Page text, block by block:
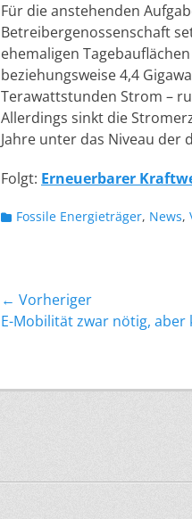
Für die anstehenden
Betreibergenossenschaft
ehemaligen
beziehungsweise 4,4
Terawattstunden Strom –
Allerdings sinkt die
Jahre unter das Niveau der
Folgt: Erneuerbarer
Kategorien
Fossile Energieträger, News,
Beitragsnavigation
← Vorheriger
Vorheriger
E-Mobilität zwar nötig, aber